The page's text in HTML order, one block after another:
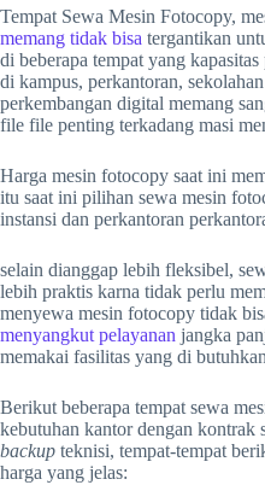
Tempat Sewa Mesin Fotocopy,
memang tidak bisa tergantikan
di beberapa tempat yang
di kampus, perkantoran,
perkembangan digital memang
file file penting terkadang masi
Harga mesin fotocopy saat ini
itu saat ini pilihan sewa mesin
instansi dan perkantoran
selain dianggap lebih fleksibel,
lebih praktis karna tidak perlu
menyewa mesin fotocopy tidak
menyangkut pelayanan jangka
memakai fasilitas yang di
Berikut beberapa tempat sewa
kebutuhan kantor dengan kontrak
backup teknisi, tempat-tempat
harga yang jelas: